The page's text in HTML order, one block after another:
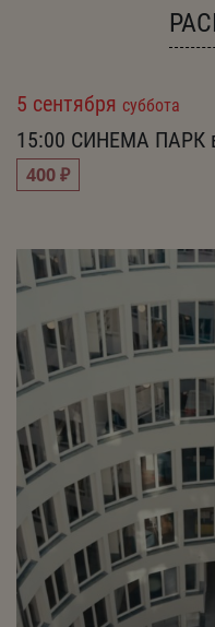
5 сентября суббота
15:00 СИНЕМА ПАРК
400 ₽